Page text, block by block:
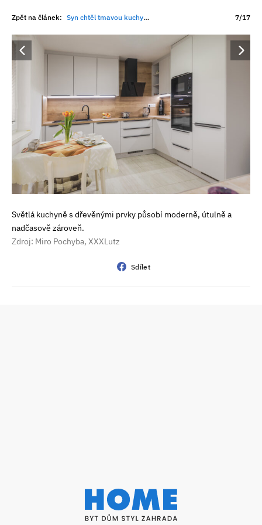
Zpět na článek: Syn chtěl tmavou kuchyni, máma světlou. Výsledkem je prostor, kde dnes tráví nejraději celé ráno 7/17
Světlá kuchyně s dřevěnými prvky působí moderně, útulně a
nadčasově zároveň.
Zdroj: Miro Pochyba, XXXLutz
Sdílet